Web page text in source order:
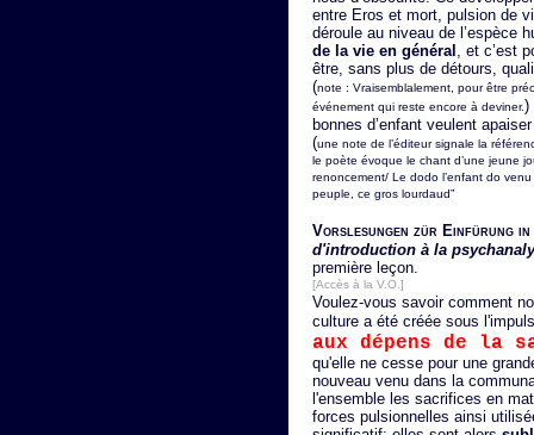
entre Eros et mort, pulsion de
déroule au niveau de l’espèce
de la vie en général , et c’est
être, sans plus de détours,
(note : Vraisemblalement, pour être
événement qui reste encore à deviner.)
bonnes d’enfant veulent
(une note de l’éditeur signale la
le poète évoque le chant d’une jeune
renoncement/ Le dodo l’enfant do
peuple, ce gros lourdaud”
Vorslesungen zür Einfürung in
d'introduction à la
première leçon.
[Accès à la V.O.]
Voulez-vous savoir comment
culture a été créée sous
aux dépens de la
qu'elle ne cesse pour une
nouveau venu dans la
l'ensemble les sacrifices en
forces pulsionnelles ainsi